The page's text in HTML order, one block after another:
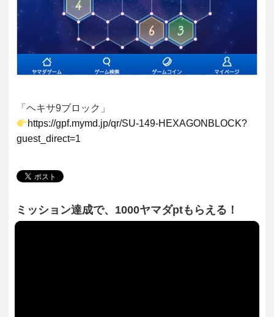
「ヘキサ9ブロック」
https://gpf.mymd.jp/qr/SU-149-HEXAGONBLOCK?
guest_direct=1
ミッション達成で、1000ヤマダptもらえる！